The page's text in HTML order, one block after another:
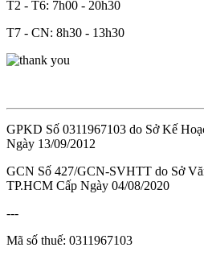
T2 - T6: 7h00 - 20h30
T7 - CN: 8h30 - 13h30
GPKD Số 0311967103 do Sở Kế
Ngày 13/09/2012
GCN Số 427/GCN-SVHTT do Sở
TP.HCM Cấp Ngày 04/08/2020
---
Mã số thuế: 0311967103